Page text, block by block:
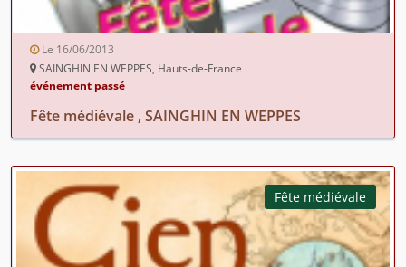
Le 16/06/2013
SAINGHIN EN WEPPES, Hauts-de-France
événement passé
Fête médiévale , SAINGHIN EN WEPPES
Fête médiévale